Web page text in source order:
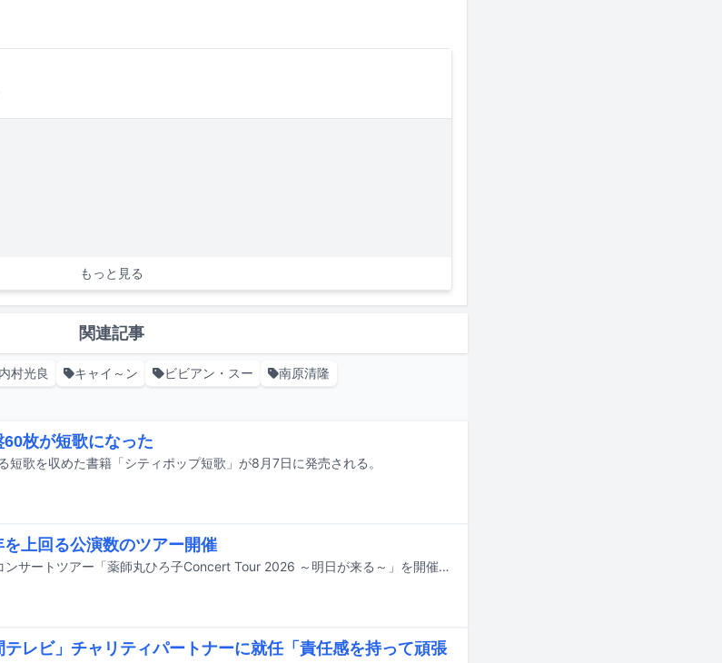
もっと見る
関連記事
内村光良 キャイ～ン ビビアン・スー
南原清隆
枚が短歌になった
短歌を収めた書籍「シティポップ短歌」が8月7日に発売される。
上回る公演数のツアー開催
薬師丸ひろ子が9月からコンサートツアー「薬師丸ひろ子Concert Tour 2026 ～明日が来る～」を開催する。
レビ」チャリティパートナーに就任「責任感を持って頑張